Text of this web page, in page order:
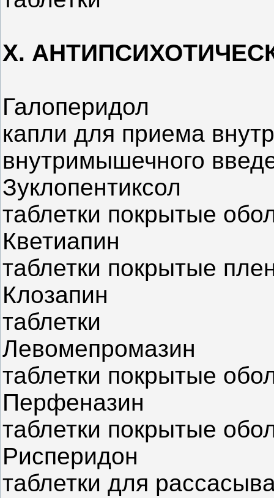
X.
Галоперидол
капли для приема
внутримышечного
Зуклопентиксол
таблетки покрытые
Кветиапин
таблетки покрытые
Клозапин
таблетки
Левомепромазин
таблетки покрытые
Перфеназин
таблетки покрытые
Рисперидон
таблетки для